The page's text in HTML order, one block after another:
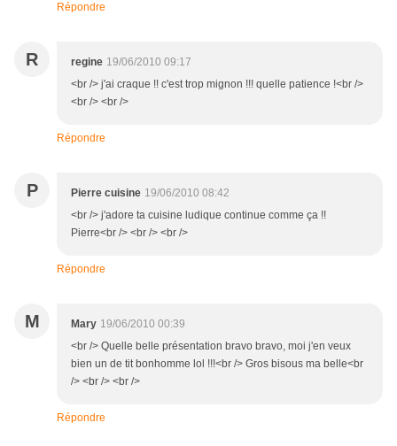
Répondre
R regine 19/06/2010 09:17
<br /> j'ai craque !! c'est trop mignon !!! quelle patience !<br />
<br /> <br />
Répondre
P Pierre cuisine 19/06/2010 08:42
<br /> j'adore ta cuisine ludique continue comme ça !!
Pierre<br /> <br /> <br />
Répondre
M Mary 19/06/2010 00:39
<br /> Quelle belle présentation bravo bravo, moi j'en veux
bien un de tit bonhomme lol !!!<br /> Gros bisous ma belle<br
/> <br /> <br />
Répondre